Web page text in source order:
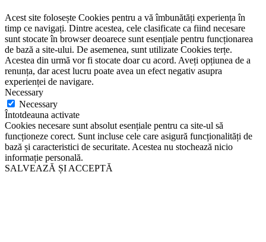
Acest site folosește Cookies pentru a vă îmbunătăți experiența în
timp ce navigați. Dintre acestea, cele clasificate ca fiind necesare
sunt stocate în browser deoarece sunt esențiale pentru funcționarea
de bază a site-ului. De asemenea, sunt utilizate Cookies terțe.
Acestea din urmă vor fi stocate doar cu acord. Aveți opțiunea de a
renunța, dar acest lucru poate avea un efect negativ asupra
experienței de navigare.
Necessary
Necessary
Întotdeauna activate
Cookies necesare sunt absolut esențiale pentru ca site-ul să
funcționeze corect. Sunt incluse cele care asigură funcționalități de
bază și caracteristici de securitate. Acestea nu stochează nicio
informație personală.
SALVEAZĂ ȘI ACCEPTĂ